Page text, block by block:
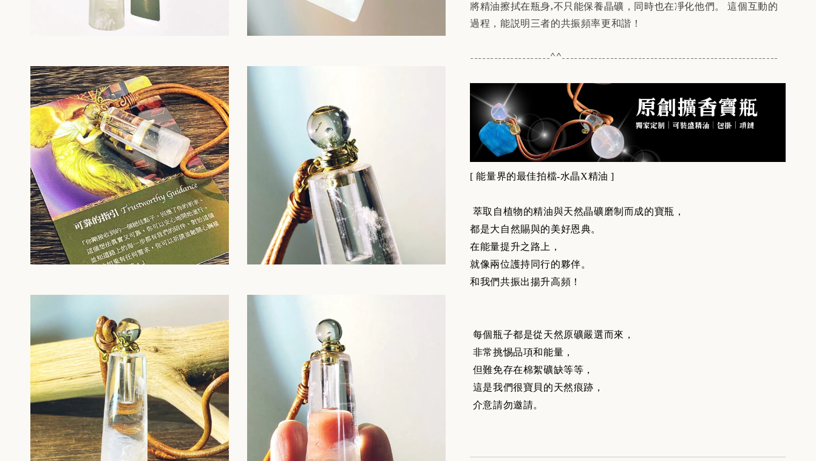
將精油擦拭在瓶身,不只能保養晶礦，同時也在凈化他們。 這個互動的
過程，能説明三者的共振頻率更和諧！
--------------------^^------------------------------------------------------
[能量界的最佳拍檔-水晶X精油 ]
萃取自植物的精油與天然晶礦磨制而成的寶瓶，
都是大自然賜與的美好恩典。
在能量提升之路上，
就像兩位護持同行的夥伴。
和我們共振出揚升高頻！
每個瓶子都是從天然原礦嚴選而來，
非常挑惕品項和能量，
但難免存在棉絮礦缺等等，
這是我們很寶貝的天然痕跡，
介意請勿邀請。